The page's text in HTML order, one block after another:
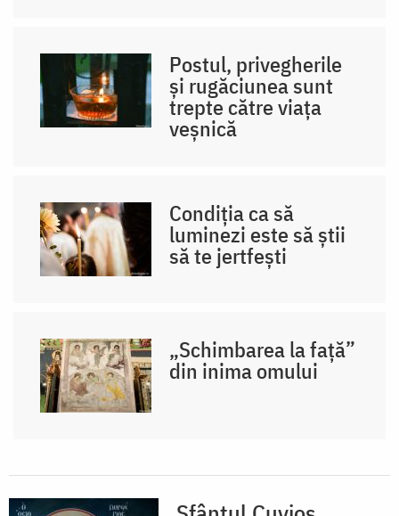
Postul, privegherile
și rugăciunea sunt
trepte către viața
veșnică
Condiția ca să
luminezi este să știi
să te jertfești
„Schimbarea la față”
din inima omului